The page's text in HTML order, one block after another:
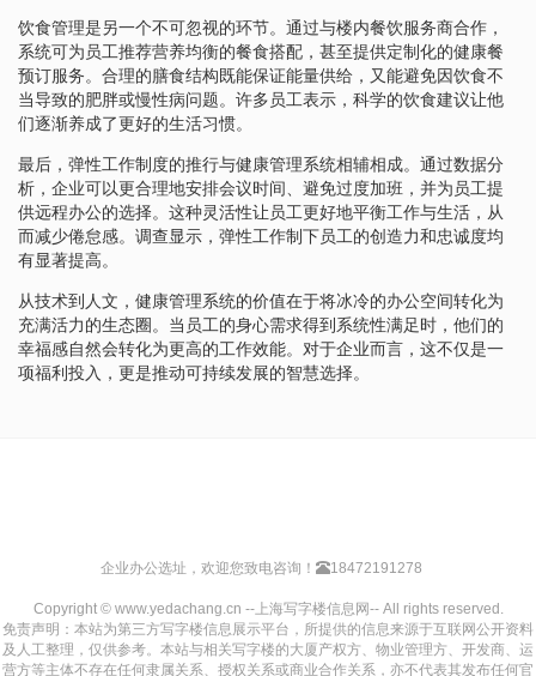
饮食管理是另一个不可忽视的环节。通过与楼内餐饮服务商合作，
系统可为员工推荐营养均衡的餐食搭配，甚至提供定制化的健康餐
预订服务。合理的膳食结构既能保证能量供给，又能避免因饮食不
当导致的肥胖或慢性病问题。许多员工表示，科学的饮食建议让他
们逐渐养成了更好的生活习惯。
最后，弹性工作制度的推行与健康管理系统相辅相成。通过数据分
析，企业可以更合理地安排会议时间、避免过度加班，并为员工提
供远程办公的选择。这种灵活性让员工更好地平衡工作与生活，从
而减少倦怠感。调查显示，弹性工作制下员工的创造力和忠诚度均
有显著提高。
从技术到人文，健康管理系统的价值在于将冰冷的办公空间转化为
充满活力的生态圈。当员工的身心需求得到系统性满足时，他们的
幸福感自然会转化为更高的工作效能。对于企业而言，这不仅是一
项福利投入，更是推动可持续发展的智慧选择。
企业办公选址，欢迎您致电咨询！ 18472191278
Copyright © www.yedachang.cn --上海写字楼信息网-- All rights reserved.
免责声明：本站为第三方写字楼信息展示平台，所提供的信息来源于互联网公开资料
及人工整理，仅供参考。本站与相关写字楼的大厦产权方、物业管理方、开发商、运
营方等主体不存在任何隶属关系、授权关系或商业合作关系，亦不代表其发布任何官